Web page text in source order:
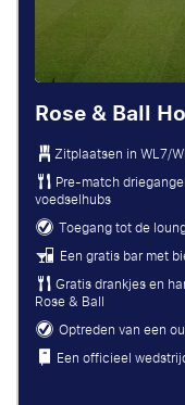
Rose & Ball
Zitplaatsen inWL7/
Pre-match
voedselhubs
Toegang tot de
Een gratis bar met
Gratis drankjes en
Rose & Ball
Optreden van een
Een officieel